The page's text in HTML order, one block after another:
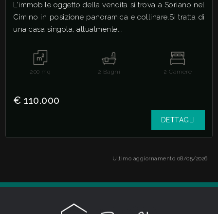
L'immobile oggetto della vendita si trova a Soriano nel
Cimino in posizione panoramica e collinare.Si tratta di
una casa singola, attualmente...
200 mq 2 Bagni 2 Camere
€ 110.000
DETTAGLI
Ultimo aggiornamento 08/05/2026